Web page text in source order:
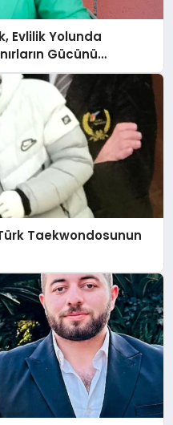
Evlilik Yolunda
Gücünü
Taekwondosunun